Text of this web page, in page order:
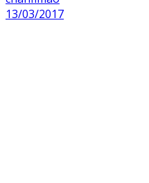
13/03/2017